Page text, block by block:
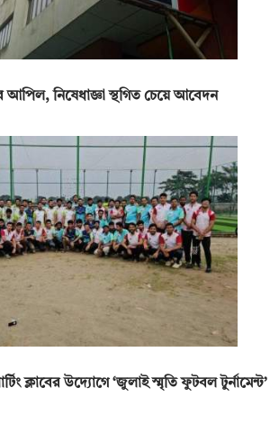
আপিল, নিষেধাজ্ঞা স্থগিত চেয়ে আবেদন
ক্লাবের উদ্যোগে ‘জুলাই স্মৃতি ফুটবল টুর্নামেন্ট’